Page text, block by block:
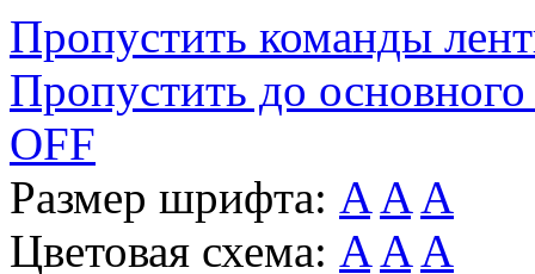
Пропустить команды
Пропустить до основного
OFF
Размер шрифта: A A A
Цветовая схема: A A A